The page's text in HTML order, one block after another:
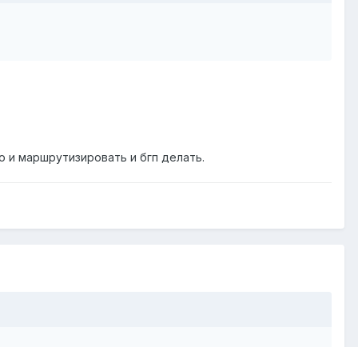
и маршрутизировать и бгп делать.